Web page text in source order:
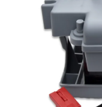
hvězdiček.